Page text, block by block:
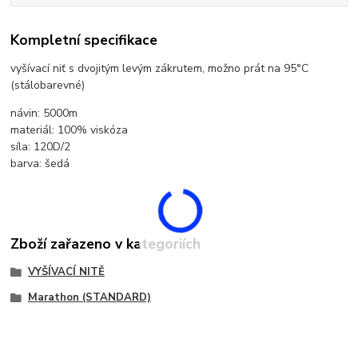
Kompletní specifikace
vyšívací niť s dvojitým levým zákrutem, možno prát na 95°C
(stálobarevné)
návin: 5000m
materiál: 100% viskóza
síla: 120D/2
barva: šedá
Zboží zařazeno v kategoriích
VYŠÍVACÍ NITĚ
Marathon (STANDARD)